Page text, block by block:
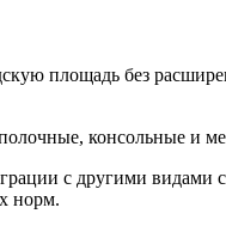
площадь без
с другими видами
норм.